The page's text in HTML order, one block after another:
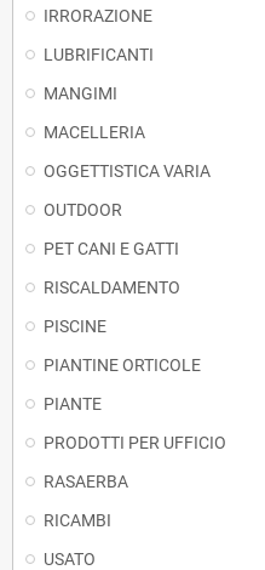
IRRORAZIONE
LUBRIFICANTI
MANGIMI
MACELLERIA
OGGETTISTICA VARIA
OUTDOOR
PET CANI E GATTI
RISCALDAMENTO
PISCINE
PIANTINE ORTICOLE
PIANTE
PRODOTTI PER UFFICIO
RASAERBA
RICAMBI
USATO